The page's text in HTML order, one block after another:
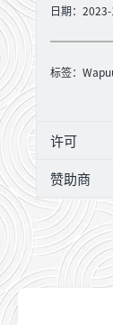
日期：
标签：
许可
赞助商